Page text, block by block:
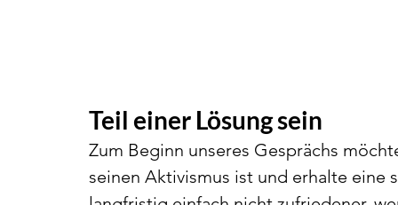
Teil einer Lösung sein
Zum Beginn unseres Gesprächs
seinen Aktivismus ist und erhalte